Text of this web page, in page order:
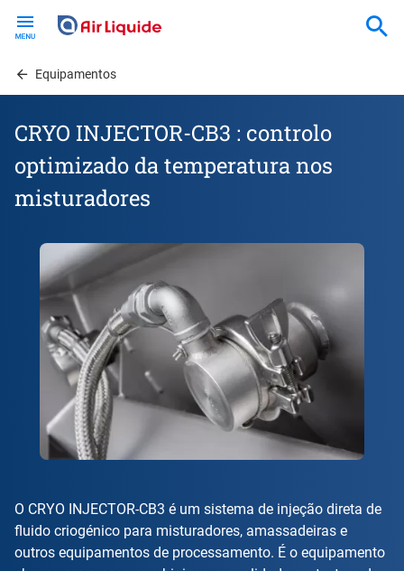
contentEquipamentos
CRYO INJECTOR-CB3 : controlo
optimizado da temperatura nos
misturadores
O CRYO INJECTOR-CB3 é um sistema de injeção direta de
fluido criogénico para misturadores, amassadeiras e
outros equipamentos de processamento. É o equipamento